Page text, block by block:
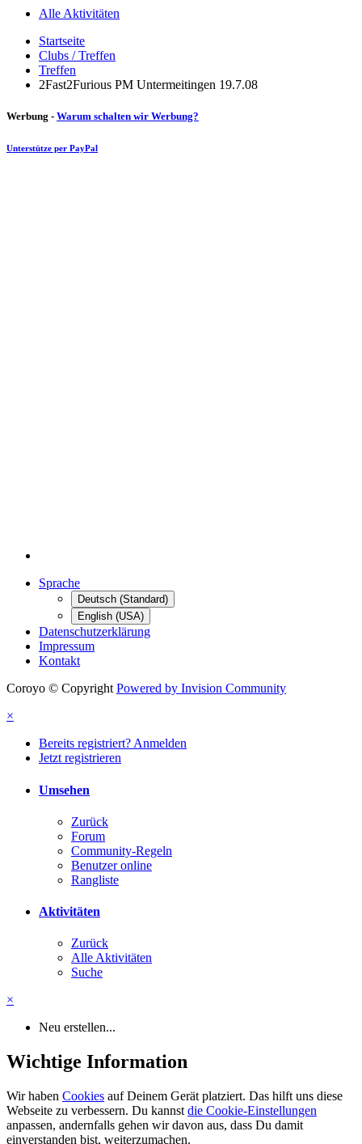
Alle Aktivitäten
Startseite
Clubs / Treffen
Treffen
2Fast2Furious PM Untermeitingen 19.7.08
Werbung - Warum schalten wir Werbung?
Unterstütze per PayPal
Sprache
Deutsch (Standard)
English (USA)
Datenschutzerklärung
Impressum
Kontakt
Coroyo © Copyright Powered by Invision Community
×
Bereits registriert? Anmelden
Jetzt registrieren
Umsehen
Zurück
Forum
Community-Regeln
Benutzer online
Rangliste
Aktivitäten
Zurück
Alle Aktivitäten
Suche
×
Neu erstellen...
Wichtige Information
Wir haben Cookies auf Deinem Gerät platziert. Das hilft uns diese
Webseite zu verbessern. Du kannst die Cookie-Einstellungen
anpassen, andernfalls gehen wir davon aus, dass Du damit
einverstanden bist, weiterzumachen.